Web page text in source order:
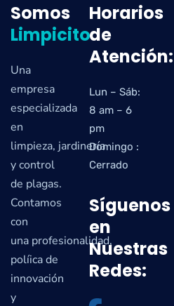
Somos
Limpicito
Una
empresa
especializada
en
limpieza, jardinería
y control
de plagas.
Contamos
con
una profesionalidad,
políica de
innovación
y
Horarios
de
Atención:
Lun – Sáb:
8 am – 6
pm
Domingo :
Cerrado
Síguenos
en
Nuestras
Redes: